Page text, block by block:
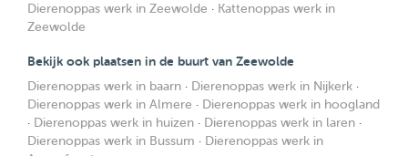
Dierenoppas werk in Zeewolde · Kattenoppas werk in
Zeewolde
Bekijk ook plaatsen in de buurt van Zeewolde
Dierenoppas werk in baarn · Dierenoppas werk in Nijkerk ·
Dierenoppas werk in Almere · Dierenoppas werk in hoogland
· Dierenoppas werk in huizen · Dierenoppas werk in laren ·
Dierenoppas werk in Bussum · Dierenoppas werk in